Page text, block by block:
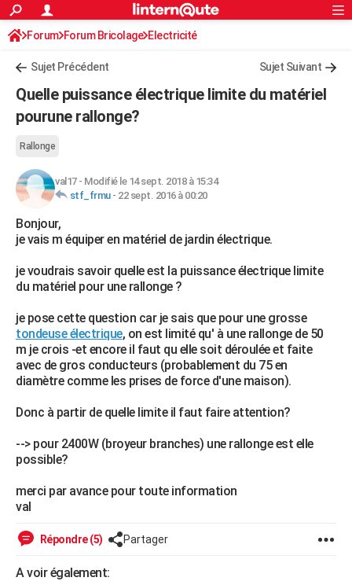
ACTUALITÉS
Politique
Société
Faits Divers
Education
Monde
Villes
+
FINANCE
Retraite
Impôts
Epargne
Immobilier
Risques naturels par ville
Banque
Assurance
Crédit
AUTO
Essais
Réserver un essai
Citadines
Berlines
SUV
Forum auto
HIGH-TECH
Mobiles
Meilleur smartphone
Internet
Ordinateurs
Jeux vidéo
Guide high-tech
Forum
Aménagement intérieur
Extérieur
Cuisine
Salle de bains
Jardinage
Rangement
WEEK-END
Guides de France
Escapades
Patrimoine
Expositions
Musées
Week-end nature
+
LIFESTYLE
Alimentation
Guide de la santé
Maladies
Médicaments
Sommeil
VOYAGE
Destinations
City break
Voyage nature
Voyage de noces
Forum
Climat
+PHOTO
CARTE DE VOEUX
Carte de Noël
Carte Bonne année
Carte Saint-Valentin
Carte Pâques
Carte d'anniversaire
DICTIONNAIRE
PROGRAMME TV
S'inscrire
Connexion
Forum Forum Bricolage Electricité
Sujet Précédent Sujet Suivant
Quelle puissance électrique limite du matériel
pourune rallonge?
Rallonge
val17- Modifié le 14 sept. 2018 à 15:34
stf_frmu- 22 sept. 2016 à 00:20
Bonjour,
je vais m équiper en matériel de jardin électrique.
je voudrais savoir quelle est la puissance électrique limite
du matériel pour une rallonge ?
je pose cette question car je sais que pour une grosse
tondeuse électrique, on est limité qu' à une rallonge de 50
m je crois -et encore il faut qu elle soit déroulée et faite
avec de gros conducteurs (probablement du 75 en
diamètre comme les prises de force d'une maison).
Donc à partir de quelle limite il faut faire attention?
--> pour 2400W (broyeur branches) une rallonge est elle
possible?
merci par avance pour toute information
val
Répondre (5) Partager
A voir également: